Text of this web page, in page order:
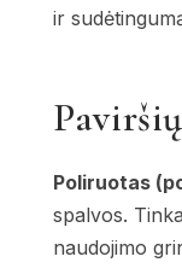
ir
Poliruotas
spalvos.
naudojimo